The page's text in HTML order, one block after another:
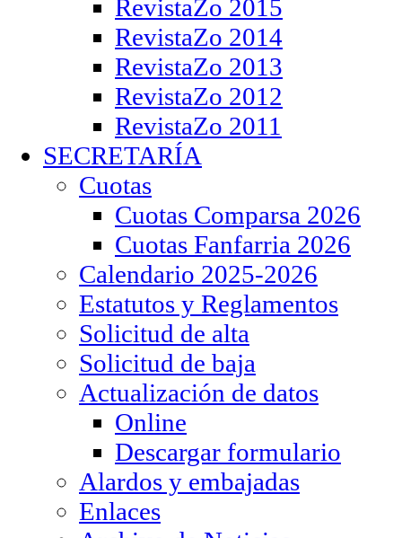
RevistaZo 2015
RevistaZo 2014
RevistaZo 2013
RevistaZo 2012
RevistaZo 2011
SECRETARÍA
Cuotas
Cuotas Comparsa 2026
Cuotas Fanfarria 2026
Calendario 2025-2026
Estatutos y Reglamentos
Solicitud de alta
Solicitud de baja
Actualización de datos
Online
Descargar formulario
Alardos y embajadas
Enlaces